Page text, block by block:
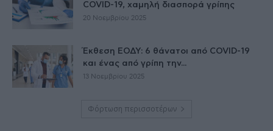
COVID-19, χαμηλή διασπορά γρίπης
20 Νοεμβρίου 2025
Έκθεση ΕΟΔΥ: 6 θάνατοι από COVID-19
και ένας από γρίπη την...
13 Νοεμβρίου 2025
Φόρτωση περισσοτέρων